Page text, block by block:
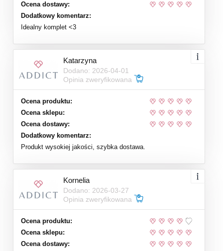
Ocena dostawy:
Dodatkowy komentarz:
Idealny komplet <3
Katarzyna
Dodano: 2026-04-01
Opinia zweryfikowana
Ocena produktu:
Ocena sklepu:
Ocena dostawy:
Dodatkowy komentarz:
Produkt wysokiej jakości, szybka dostawa.
Kornelia
Dodano: 2026-03-27
Opinia zweryfikowana
Ocena produktu:
Ocena sklepu:
Ocena dostawy: